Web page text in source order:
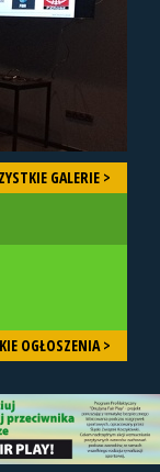
GALERIE >
OGŁOSZENIA >